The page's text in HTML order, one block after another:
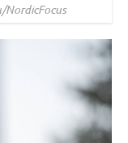
NordicFocus